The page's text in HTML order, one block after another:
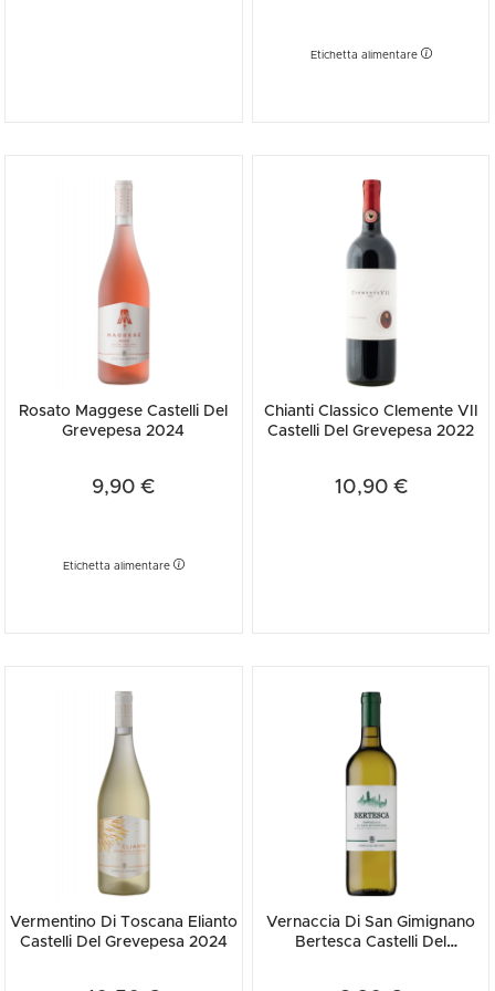
Etichetta alimentare
Rosato Maggese Castelli Del
Grevepesa 2024
9,90 €
Etichetta alimentare
Chianti Classico Clemente VII
Castelli Del Grevepesa 2022
10,90 €
Vermentino Di Toscana Elianto
Castelli Del Grevepesa 2024
Vernaccia Di San Gimignano
Bertesca Castelli Del